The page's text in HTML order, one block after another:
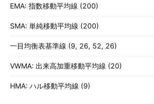
EMA: 指数移動平均線 (200)
SMA: 単純移動平均線 (200)
一目均衡表基準線 (9, 26, 52, 26)
VWMA: 出来高加重移動平均線 (20)
HMA: ハル移動平均線 (9)